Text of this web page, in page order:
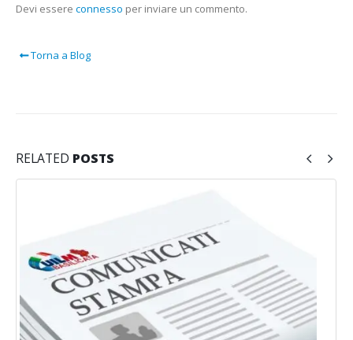
Devi essere connesso per inviare un commento.
Torna a Blog
RELATED POSTS